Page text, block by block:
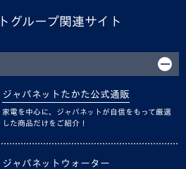
グループ関連サイト
ジャパネットたかた公式通販
家電を中心に、ジャパネットが自信をもって厳選
した商品だけをご紹介！
ジャパネットウォーター